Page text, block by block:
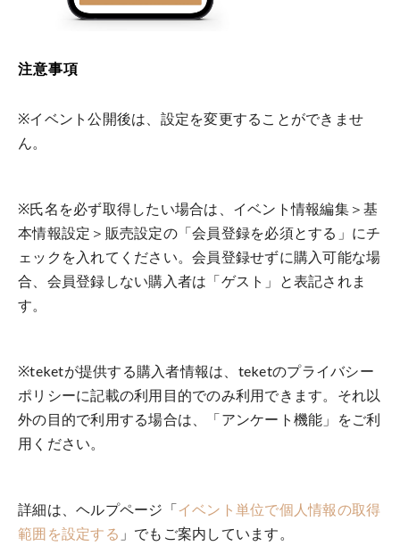
注意事項
※イベント公開後は、設定を変更することができませ
ん。
※氏名を必ず取得したい場合は、イベント情報編集＞基
本情報設定＞販売設定の「会員登録を必須とする」にチ
ェックを入れてください。会員登録せずに購入可能な場
合、会員登録しない購入者は「ゲスト」と表記されま
す。
※teketが提供する購入者情報は、teketのプライバシー
ポリシーに記載の利用目的でのみ利用できます。それ以
外の目的で利用する場合は、「アンケート機能」をご利
用ください。
詳細は、ヘルプページ「イベント単位で個人情報の取得
範囲を設定する 」でもご案内しています。